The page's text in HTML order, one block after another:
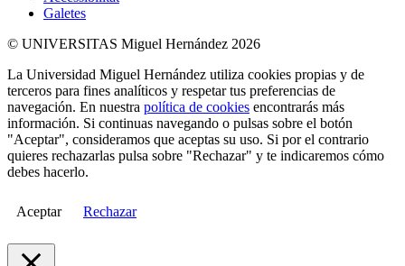
Galetes
© UNIVERSITAS Miguel Hernández 2026
La Universidad Miguel Hernández utiliza cookies propias y de
terceros para fines analíticos y respetar tus preferencias de
navegación. En nuestra política de cookies encontrarás más
información. Si continuas navegando o pulsas sobre el botón
"Aceptar", consideramos que aceptas su uso. Si por el contrario
quieres rechazarlas pulsa sobre "Rechazar" y te indicaremos cómo
debes hacerlo.
Aceptar Rechazar